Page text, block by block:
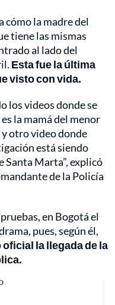
cómo la madre del
tiene las mismas
al lado del
Esta fue la última
visto con vida.
los videos donde se
la mamá del menor
otro video donde
está siendo
Santa Marta”, explicó
de la Policía
en Bogotá el
pues, según él,
la llegada de la